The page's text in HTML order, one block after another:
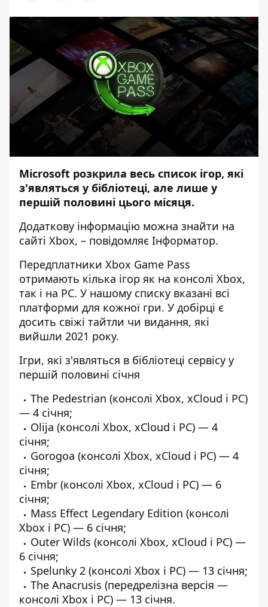
Microsoft розкрила весь список ігор, які
з'являться у бібліотеці, але лише у
першій половині цього місяця.
Додаткову інформацію можна знайти на
сайті Xbox, – повідомляє Інформатор.
Передплатники Xbox Game Pass
отримають кілька ігор як на консолі Xbox,
так і на PC. У нашому списку вказані всі
платформи для кожної гри. У добірці є
досить свіжі тайтли чи видання, які
вийшли 2021 року.
Ігри, які з'являться в бібліотеці сервісу у
першій половині січня
The Pedestrian (консолі Xbox, xCloud і PC)
— 4 січня;
Olija (консолі Xbox, xCloud і PC) — 4
січня;
Gorogoa (консолі Xbox, xCloud і PC) — 4
січня;
Embr (консолі Xbox, xCloud і PC) — 6
січня;
Mass Effect Legendary Edition (консолі
Xbox і PC) — 6 січня;
Outer Wilds (консолі Xbox, xCloud і PC) —
6 січня;
Spelunky 2 (консолі Xbox і PC) — 13 січня;
The Anacrusis (передрелізна версія —
консолі Xbox і PC) — 13 січня.